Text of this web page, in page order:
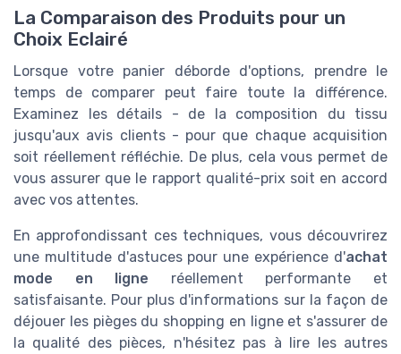
La Comparaison des Produits pour un
Choix Eclairé
Lorsque votre panier déborde d'options, prendre le
temps de comparer peut faire toute la différence.
Examinez les détails - de la composition du tissu
jusqu'aux avis clients - pour que chaque acquisition
soit réellement réfléchie. De plus, cela vous permet de
vous assurer que le rapport qualité-prix soit en accord
avec vos attentes.
En approfondissant ces techniques, vous découvrirez
une multitude d'astuces pour une expérience d'achat
mode en ligne réellement performante et
satisfaisante. Pour plus d'informations sur la façon de
déjouer les pièges du shopping en ligne et s'assurer de
la qualité des pièces, n'hésitez pas à lire les autres